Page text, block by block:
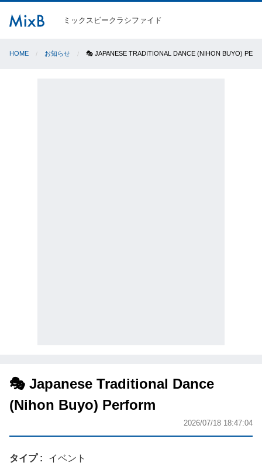
ミックスビークラシファイド
HOME お知らせ 🎭 JAPANESE TRADITIONAL DANCE (NIHON BUYO)
🎭 Japanese Traditional Dance
(Nihon Buyo) Perform
2026/07/18 18:47:04
タイプ イベント